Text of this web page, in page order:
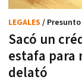
Sacó un
estafa para
delató
LEGALES /